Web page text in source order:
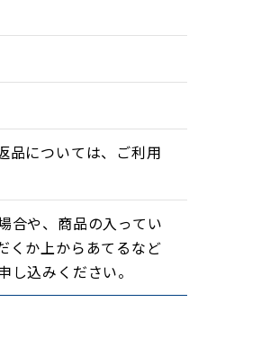
品については、ご利用
合や、商品の入ってい
くか上からあてるなど
込みください。